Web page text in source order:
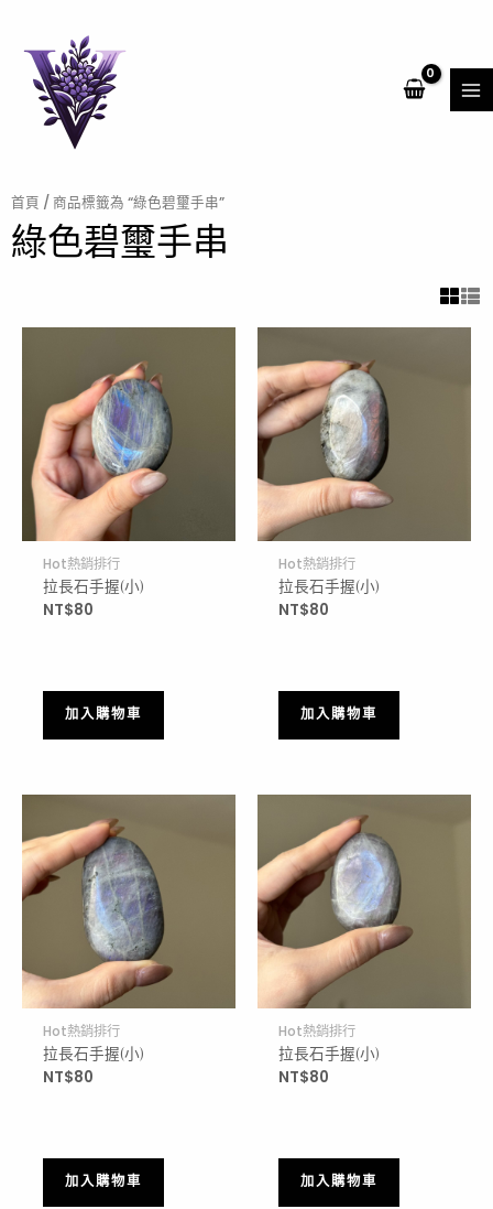
首頁 / 商品標籤為 “綠色碧璽手串”
綠色碧璽手串
Hot熱銷排行
拉長石手握(小)
NT$80
加入購物車
Hot熱銷排行
拉長石手握(小)
NT$80
加入購物車
Hot熱銷排行
拉長石手握(小)
NT$80
加入購物車
Hot熱銷排行
拉長石手握(小)
NT$80
加入購物車